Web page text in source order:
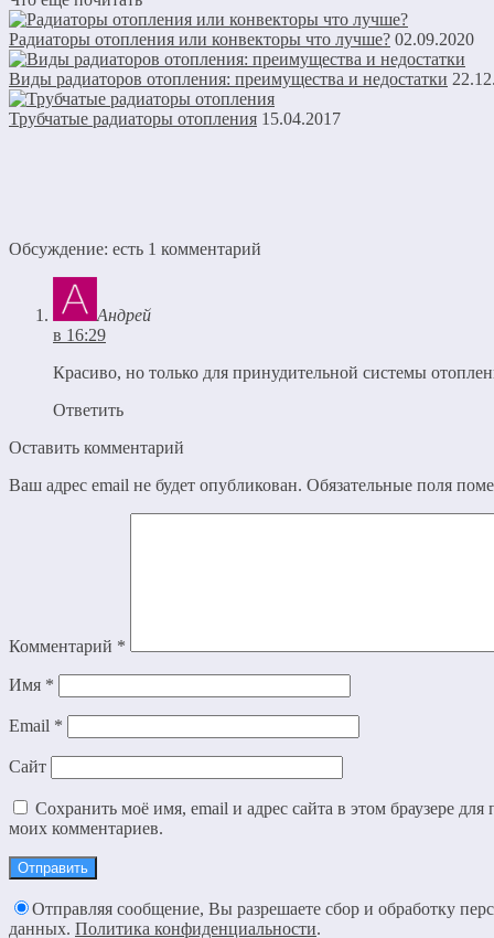
Радиаторы отопления или конвекторы что лучше? 02.09.2020
Виды радиаторов отопления: преимущества и недостатки
Трубчатые радиаторы отопления 15.04.2017
Обсуждение: есть 1 комментарий
Андрей
в 16:29
Красиво, но только для принудительной системы
Ответить
Оставить комментарий
Ваш адрес email не будет опубликован. Обязательные поля
Комментарий *
Имя *
Email *
Сайт
Сохранить моё имя, email и адрес сайта в этом браузере
моих комментариев.
Отправляя сообщение, Вы разрешаете сбор и обработку
данных. Политика конфиденциальности.